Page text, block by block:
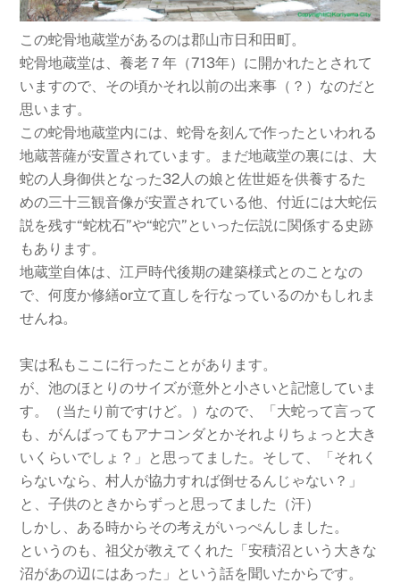
この蛇骨地蔵堂があるのは郡山市日和田町。
蛇骨地蔵堂は、養老７年（713年）に開かれたとされて
いますので、その頃かそれ以前の出来事（？）なのだと
思います。
この蛇骨地蔵堂内には、蛇骨を刻んで作ったといわれる
地蔵菩薩が安置されています。まだ地蔵堂の裏には、大
蛇の人身御供となった32人の娘と佐世姫を供養するた
めの三十三観音像が安置されている他、付近には大蛇伝
説を残す“蛇枕石”や“蛇穴”といった伝説に関係する史跡
もあります。
地蔵堂自体は、江戸時代後期の建築様式とのことなの
で、何度か修繕or立て直しを行なっているのかもしれま
せんね。
実は私もここに行ったことがあります。
が、池のほとりのサイズが意外と小さいと記憶していま
す。（当たり前ですけど。）なので、「大蛇って言って
も、 がんばってもアナコンダとかそれよりちょっと大き
いくらいでしょ？」と思ってました。そして、「それく
らないなら、村人が協力すれば倒せるんじゃない？」
と、子供のときからずっと思ってました（汗）
しかし、ある時からその考えがいっぺんしました。
というのも、祖父が教えてくれた「安積沼という大きな
沼があの辺にはあった」という話を聞いたからです。